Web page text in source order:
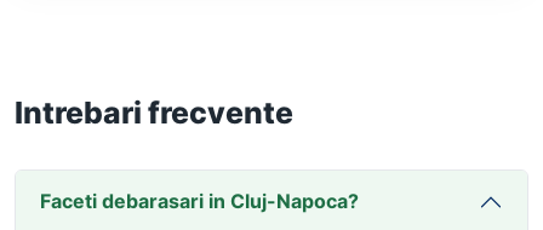
Intrebari frecvente
Faceti debarasari in Cluj-Napoca?